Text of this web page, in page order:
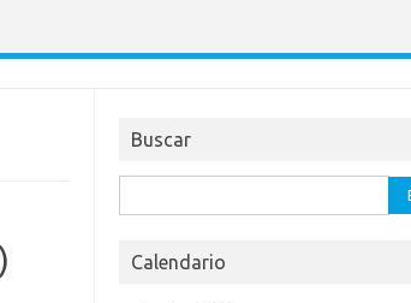
Buscar
Calendario